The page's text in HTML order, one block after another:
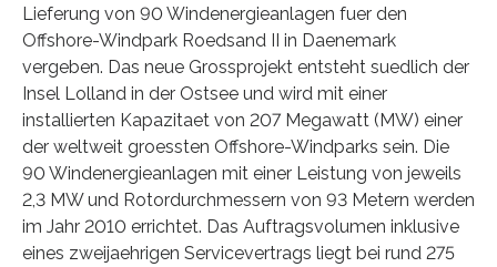
Lieferung von 90 Windenergieanlagen fuer den
Offshore-Windpark Roedsand II in Daenemark
vergeben. Das neue Grossprojekt entsteht suedlich der
Insel Lolland in der Ostsee und wird mit einer
installierten Kapazitaet von 207 Megawatt (MW) einer
der weltweit groessten Offshore-Windparks sein. Die
90 Windenergieanlagen mit einer Leistung von jeweils
2,3 MW und Rotordurchmessern von 93 Metern werden
im Jahr 2010 errichtet. Das Auftragsvolumen inklusive
eines zweijaehrigen Servicevertrags liegt bei rund 275